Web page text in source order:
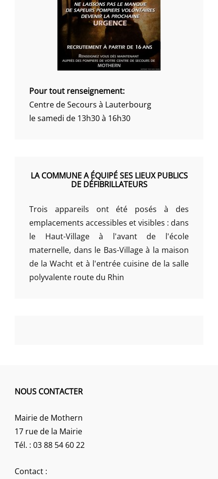
Pour tout renseignement:
Centre de Secours à Lauterbourg
le samedi de 13h30 à 16h30
LA COMMUNE A ÉQUIPÉ SES LIEUX PUBLICS
DE DÉFIBRILLATEURS
Trois appareils ont été posés à des
emplacements accessibles et visibles : dans
le Haut-Village à l'avant de l'école
maternelle, dans le Bas-Village à la maison
de la Wacht et à l'entrée cuisine de la salle
polyvalente route du Rhin
NOUS CONTACTER
Mairie de Mothern
17 rue de la Mairie
Tél. : 03 88 54 60 22
Contact :